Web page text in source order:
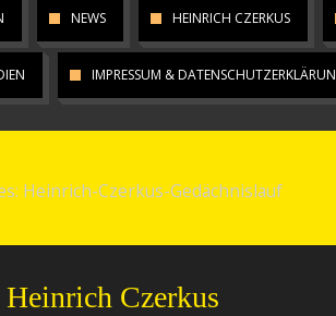
NEWS HEINRICH CZERKUS
IMPRESSUM &
Heinrich-Czerkus-Gedächnislauf
Czerkus